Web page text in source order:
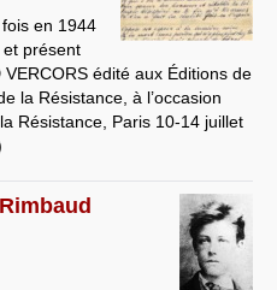
en 1944
et présent
édité aux Éditions de
la Résistance, à l’occasion
Résistance, Paris 10-14 juillet